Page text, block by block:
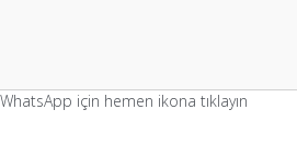
WhatsApp için hemen ikona tıklayın